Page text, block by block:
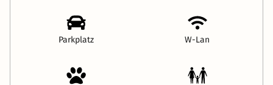
Parkplatz W-Lan